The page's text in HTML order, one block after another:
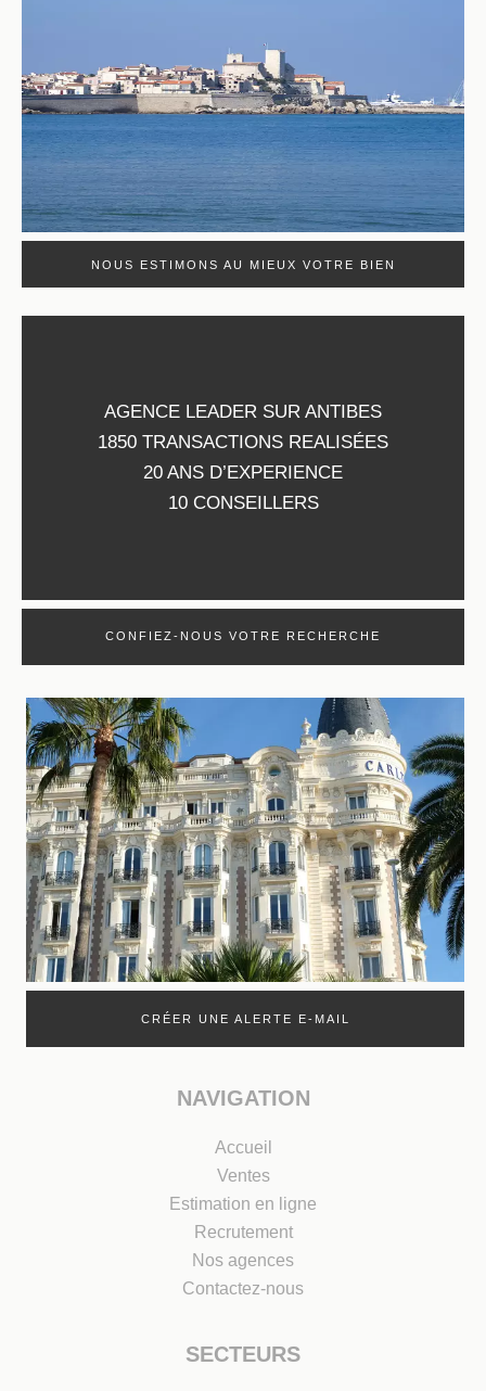
NOUS ESTIMONS AU MIEUX VOTRE BIEN
AGENCE LEADER SUR ANTIBES
1850 TRANSACTIONS REALISÉES
20 ANS D’EXPERIENCE
10 CONSEILLERS
CONFIEZ-NOUS VOTRE RECHERCHE
CRÉER UNE ALERTE E-MAIL
NAVIGATION
Accueil
Ventes
Estimation en ligne
Recrutement
Nos agences
Contactez-nous
SECTEURS